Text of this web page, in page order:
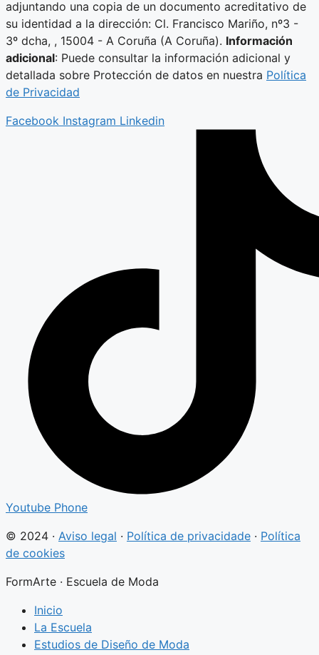
adjuntando una copia de un documento acreditativo de
su identidad a la dirección: Cl. Francisco Mariño, nº3 -
3º dcha, , 15004 - A Coruña (A Coruña). Información
adicional: Puede consultar la información adicional y
detallada sobre Protección de datos en nuestra Política
de Privacidad
Facebook Instagram Linkedin
Youtube Phone
© 2024 · Aviso legal · Política de privacidade · Política
de cookies
FormArte · Escuela de Moda
Inicio
La Escuela
Estudios de Diseño de Moda